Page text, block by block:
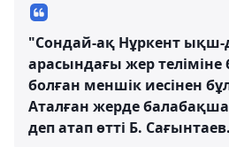
"Сондай-ақ Нұркент ықш-
арасындағы жер теліміне
болған меншік иесінен
Аталған жерде
деп атап өтті Б. Сағынтаев.